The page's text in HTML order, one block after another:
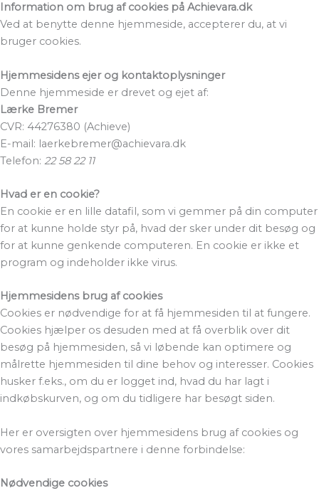
Information om brug af cookies på Achievara.dk
Ved at benytte denne hjemmeside, accepterer du, at vi
bruger cookies.
Hjemmesidens ejer og kontaktoplysninger
Denne hjemmeside er drevet og ejet af:
Lærke Bremer
CVR: 44276380 (Achieve)
E-mail: laerkebremer@achievara.dk
Telefon: 22 58 22 11
Hvad er en cookie?
En cookie er en lille datafil, som vi gemmer på din computer
for at kunne holde styr på, hvad der sker under dit besøg og
for at kunne genkende computeren. En cookie er ikke et
program og indeholder ikke virus.
Hjemmesidens brug af cookies
Cookies er nødvendige for at få hjemmesiden til at fungere.
Cookies hjælper os desuden med at få overblik over dit
besøg på hjemmesiden, så vi løbende kan optimere og
målrette hjemmesiden til dine behov og interesser. Cookies
husker f.eks., om du er logget ind, hvad du har lagt i
indkøbskurven, og om du tidligere har besøgt siden.
Her er oversigten over hjemmesidens brug af cookies og
vores samarbejdspartnere i denne forbindelse:
Nødvendige cookies